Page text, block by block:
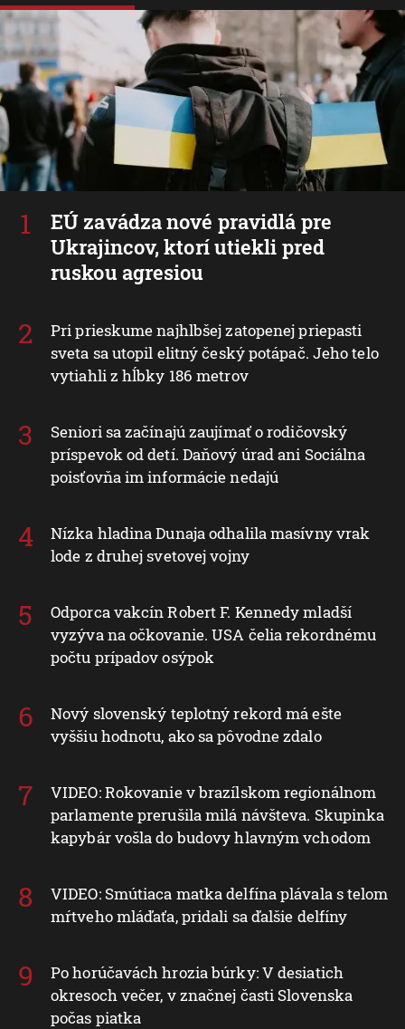
EÚ zavádza nové pravidlá pre
Ukrajincov, ktorí utiekli pred
ruskou agresiou
Pri prieskume najhlbšej zatopenej priepasti
sveta sa utopil elitný český potápač. Jeho telo
vytiahli z hĺbky 186 metrov
Seniori sa začínajú zaujímať o rodičovský
príspevok od detí. Daňový úrad ani Sociálna
poisťovňa im informácie nedajú
Nízka hladina Dunaja odhalila masívny vrak
lode z druhej svetovej vojny
Odporca vakcín Robert F. Kennedy mladší
vyzýva na očkovanie. USA čelia rekordnému
počtu prípadov osýpok
Nový slovenský teplotný rekord má ešte
vyššiu hodnotu, ako sa pôvodne zdalo
VIDEO: Rokovanie v brazílskom regionálnom
parlamente prerušila milá návšteva. Skupinka
kapybár vošla do budovy hlavným vchodom
VIDEO: Smútiaca matka delfína plávala s telom
mŕtveho mláďaťa, pridali sa ďalšie delfíny
Po horúčavách hrozia búrky: V desiatich
okresoch večer, v značnej časti Slovenska
počas piatka